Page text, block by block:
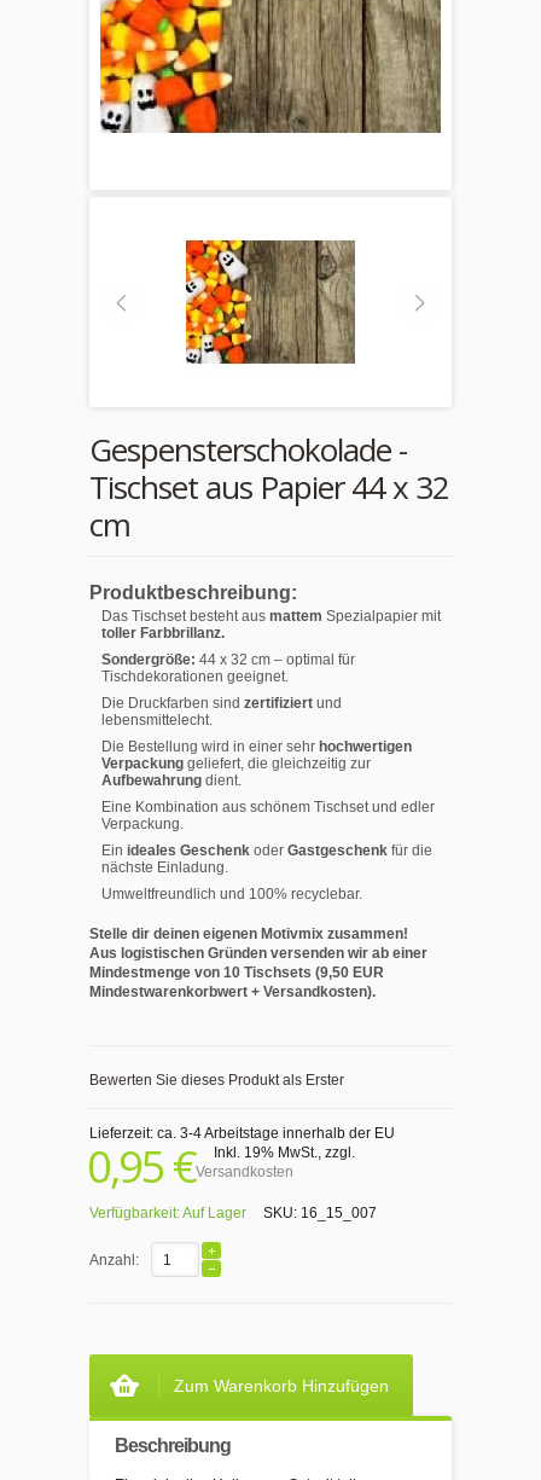
Gespensterschokolade -
Tischset aus Papier 44 x 32
cm
Produktbeschreibung:
Das Tischset besteht aus mattem Spezialpapier mit
toller Farbbrillanz.
Sondergröße: 44 x 32 cm – optimal für
Tischdekorationen geeignet.
Die Druckfarben sind zertifiziert und
lebensmittelecht.
Die Bestellung wird in einer sehr hochwertigen
Verpackung geliefert, die gleichzeitig zur
Aufbewahrung dient.
Eine Kombination aus schönem Tischset und edler
Verpackung.
Ein ideales Geschenk oder Gastgeschenk für die
nächste Einladung.
Umweltfreundlich und 100% recyclebar.
Stelle dir deinen eigenen Motivmix zusammen!
Aus logistischen Gründen versenden wir ab einer
Mindestmenge von 10 Tischsets (9,50 EUR
Mindestwarenkorbwert + Versandkosten).
Bewerten Sie dieses Produkt als Erster
Lieferzeit: ca. 3-4 Arbeitstage innerhalb der EU
0,95 € Inkl. 19% MwSt., zzgl.
Versandkosten
Verfügbarkeit:Auf Lager SKU: 16_15_007
Anzahl:
Zum Warenkorb Hinzufügen
Beschreibung